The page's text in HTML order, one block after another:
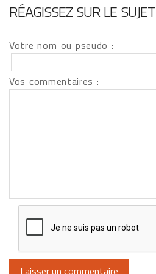
RÉAGISSEZ SUR LE SUJET
Votre nom ou pseudo :
Vos commentaires :